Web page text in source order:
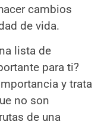
cambios
de vida.
lista de
para ti?
y trata
no son
de una